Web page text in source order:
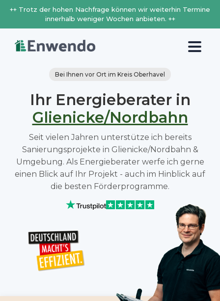
++ Trotz der hohen Nachfrage können wir weiterhin Termine
innerhalb weniger Wochen anbieten. ++
Bei Ihnen vor Ort im Kreis Oberhavel
Ihr Energieberater in
Glienicke/Nordbahn
Seit vielen Jahren unterstütze ich bereits
Sanierungsprojekte in Glienicke/Nordbahn &
Umgebung. Als Energieberater werfe ich gerne
einen Blick auf Ihr Projekt - auch im Hinblick auf
die besten Förderprogramme.